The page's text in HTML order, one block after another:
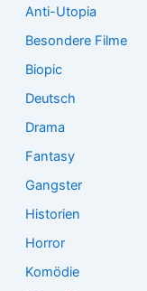
Anti-Utopia
Besondere Filme
Biopic
Deutsch
Drama
Fantasy
Gangster
Historien
Horror
Komödie